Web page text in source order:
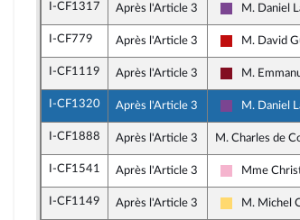
I-CF1317 Après l'Article 3
Ensemble
M. Daniel
I-CF779 Après l'Article 3
La France
M. David
I-CF1119 Après l'Article 3
Gauche
M.
I-CF1320 Après l'Article 3
Ensemble
M. Daniel
I-CF1888 Après l'Article 3 M. Charles de
I-CF1541 Après l'Article 3
Socialistes et
Mme
I-CF1149 Après l'Article 3
Libertés,
M. Michel